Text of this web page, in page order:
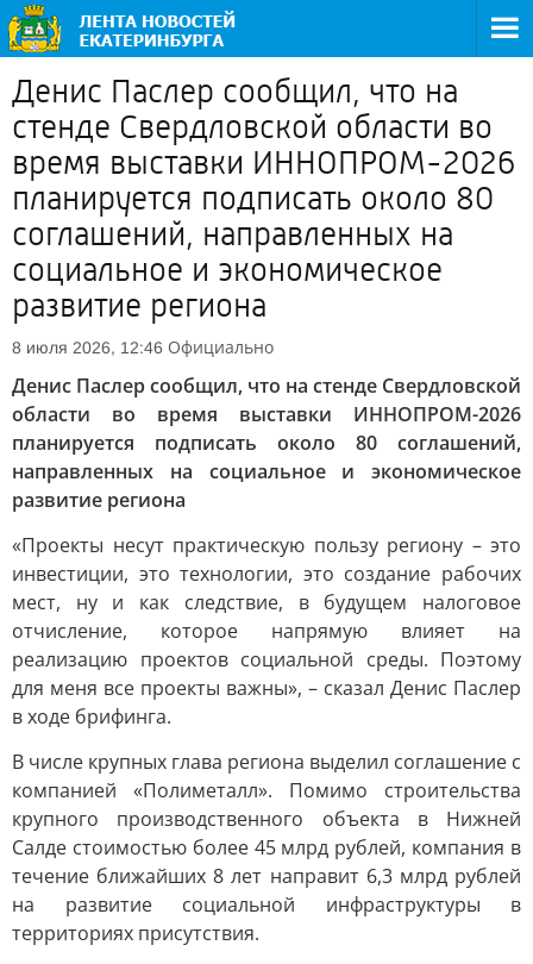
Денис Паслер сообщил, что на
стенде Свердловской области во
время выставки ИННОПРОМ-2026
планируется подписать около 80
соглашений, направленных на
социальное и экономическое
развитие региона
8 июля 2026, 12:46 Официально
Денис Паслер сообщил, что на стенде Свердловской
области во время выставки ИННОПРОМ-2026
планируется подписать около 80 соглашений,
направленных на социальное и экономическое
развитие региона
«Проекты несут практическую пользу региону – это
инвестиции, это технологии, это создание рабочих
мест, ну и как следствие, в будущем налоговое
отчисление, которое напрямую влияет на
реализацию проектов социальной среды. Поэтому
для меня все проекты важны», – сказал Денис Паслер
в ходе брифинга.
В числе крупных глава региона выделил соглашение с
компанией «Полиметалл». Помимо строительства
крупного производственного объекта в Нижней
Салде стоимостью более 45 млрд рублей, компания в
течение ближайших 8 лет направит 6,3 млрд рублей
на развитие социальной инфраструктуры в
территориях присутствия.